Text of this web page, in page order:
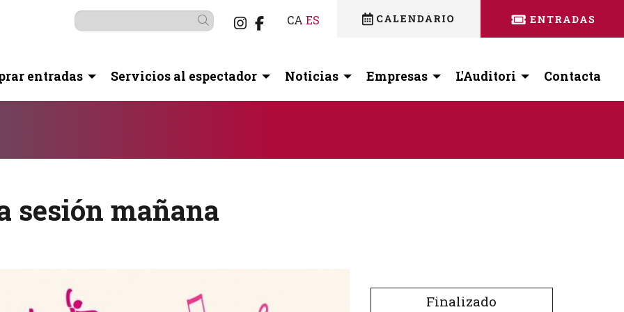
CA ES
Link a instagram
Link a facebook
Buscar
entradas Servicios al espectador Noticias Empresas L'Auditori Contacta
sesión mañana
Finalizado